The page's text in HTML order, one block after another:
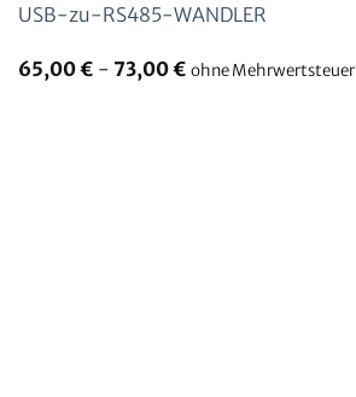
USB-zu-RS485-WANDLER
65,00€ - 73,00€ ohne Mehrwertsteuer